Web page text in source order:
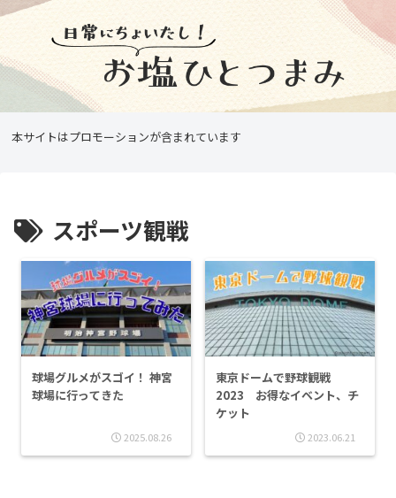
本サイトはプロモーションが含まれています
スポーツ観戦
球場グルメがスゴイ！ 神宮
球場に行ってきた
2025.08.26
東京ドームで野球観戦
2023 お得なイベント、チ
ケット
2023.06.21